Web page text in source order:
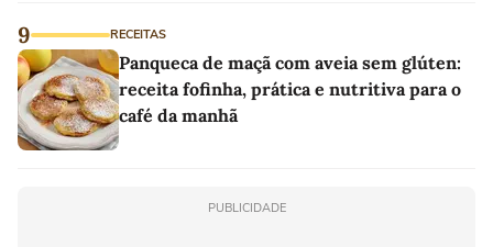
9 RECEITAS
Panqueca de maçã com aveia sem glúten:
receita fofinha, prática e nutritiva para o
café da manhã
PUBLICIDADE